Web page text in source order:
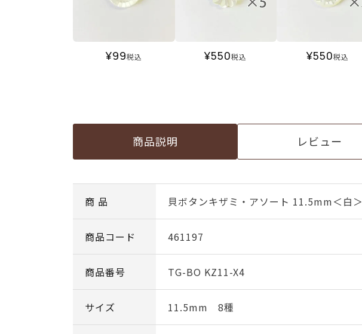
¥99税込 ¥550税込 ¥550税込
商品説明 レビュー
商 品 貝ボタンキザミ・アソート 11.5mm＜白＞
商品コード 461197
商品番号 TG-BO KZ11-X4
サイズ 11.5mm 8種